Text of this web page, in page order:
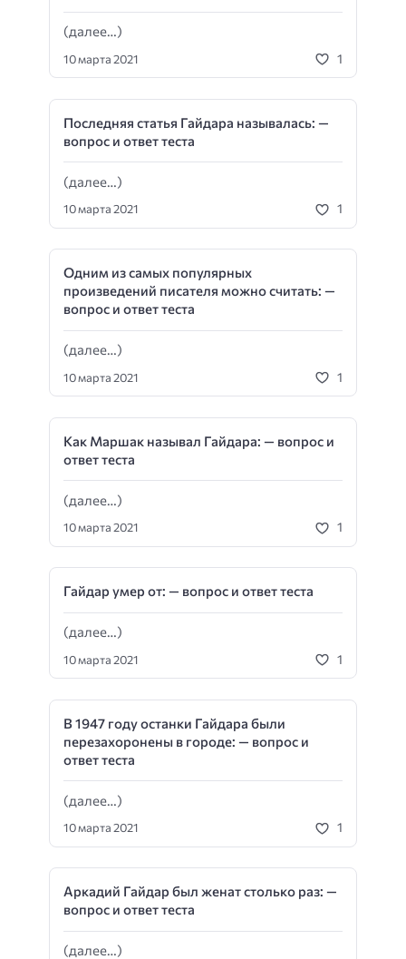
(далее…)
10 марта 2021 1
Последняя статья Гайдара называлась: —
вопрос и ответ теста
(далее…)
10 марта 2021 1
Одним из самых популярных
произведений писателя можно считать: —
вопрос и ответ теста
(далее…)
10 марта 2021 1
Как Маршак называл Гайдара: — вопрос и
ответ теста
(далее…)
10 марта 2021 1
Гайдар умер от: — вопрос и ответ теста
(далее…)
10 марта 2021 1
В 1947 году останки Гайдара были
перезахоронены в городе: — вопрос и
ответ теста
(далее…)
10 марта 2021 1
Аркадий Гайдар был женат столько раз: —
вопрос и ответ теста
(далее…)